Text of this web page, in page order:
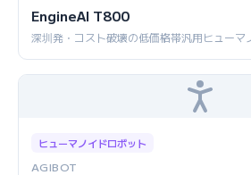
EngineAI T800
深圳発・コスト破壊の低価格帯汎用ヒューマ
ヒューマノイドロボット
AGIBOT